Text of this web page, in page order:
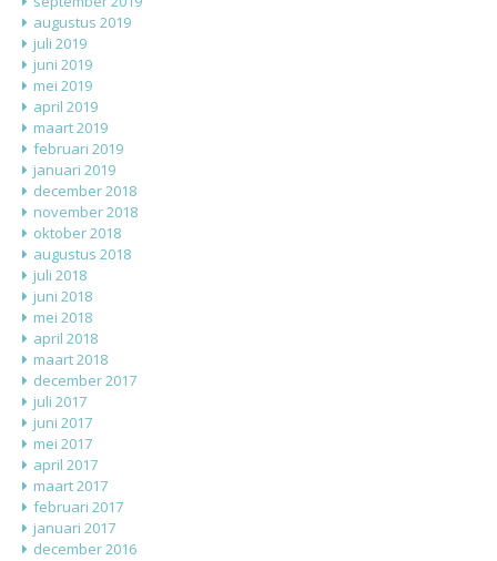
augustus 2019
juli 2019
juni 2019
mei 2019
april 2019
maart 2019
februari 2019
januari 2019
december 2018
november 2018
oktober 2018
augustus 2018
juli 2018
juni 2018
mei 2018
april 2018
maart 2018
december 2017
juli 2017
juni 2017
mei 2017
april 2017
maart 2017
februari 2017
januari 2017
december 2016